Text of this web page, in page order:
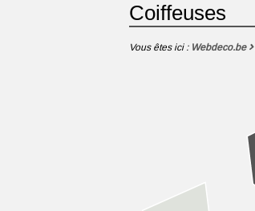
Coiffeuses
Vous êtes ici : Webdeco.be